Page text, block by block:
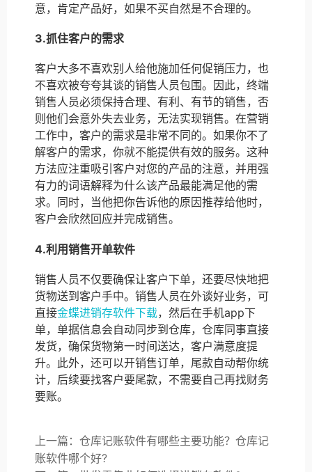
意，肯定产品好，如果不买自然是不合理的。
3.抓住客户的需求
客户大多不喜欢别人给他施加任何促销压力，也
不喜欢被夸夸其谈的销售人员包围。因此，终端
销售人员必须保持合理、有利、有节的销售，否
则他们会意外失去业务，无法实现销售。在营销
工作中，客户的需求是非常不同的。如果你不了
解客户的需求，你就不能提供有效的服务。这种
方法应注重吸引客户对您的产品的注意，并用强
有力的词语解释为什么该产品最能满足他的需
求。同时，当他把你告诉他的原因推荐给他时，
客户会欣然回应并完成销售。
4.利用销售开单软件
销售人员不仅要确保让客户下单，还要尽快地把
货物送到客户手中。销售人员在外谈好业务，可
直接金蝶进销存软件下载，然后在手机app下
单，单据信息会自动同步到仓库，仓库同事直接
发货，确保货物第一时间送达，客户满意度提
升。此外，还可以开销售订单，尾款自动帮你统
计，后续要找客户要尾款，不需要自己再找财务
要账。
上一篇：仓库记账软件有哪些主要功能？仓库记
账软件哪个好?